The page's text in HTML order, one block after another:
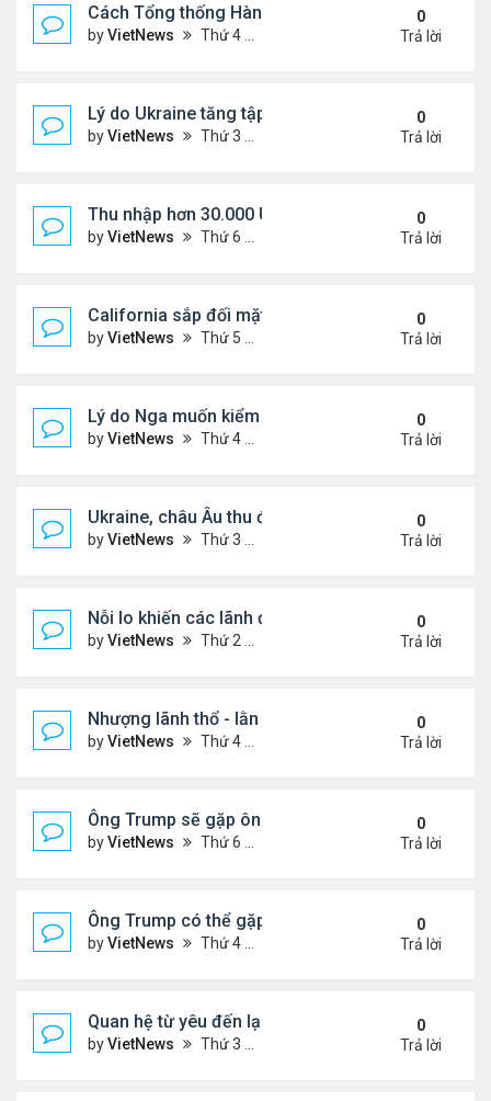
Cách Tổng thống Hàn Quốc dập lửa căng thẳng
byVietNews Thứ 4 Tháng 8 27, 2025 4:57 pm
0
Trả lời
Lý do Ukraine tăng tập kích hạ tầng dầu mỏ Nga
byVietNews Thứ 3 Tháng 8 26, 2025 5:25 pm
0
Trả lời
Thu nhập hơn 30.000 USD mỗi tháng mới đủ trả
byVietNews Thứ 6 Tháng 8 22, 2025 3:47 pm
0
Trả lời
California sắp đối mặt đợt nắng nóng hơn 43 độ C
byVietNews Thứ 5 Tháng 8 21, 2025 4:58 pm
0
Trả lời
Lý do Nga muốn kiểm soát toàn bộ vùng Donbass
byVietNews Thứ 4 Tháng 8 20, 2025 4:44 pm
0
Trả lời
Ukraine, châu Âu thu được gì từ cuộc họp với
byVietNews Thứ 3 Tháng 8 19, 2025 4:34 pm
0
Trả lời
Nỗi lo khiến các lãnh đạo châu Âu tới Washington
byVietNews Thứ 2 Tháng 8 18, 2025 4:12 pm
0
Trả lời
Nhượng lãnh thổ - lằn ranh đỏ của Ukraine khi
byVietNews Thứ 4 Tháng 8 13, 2025 5:23 pm
0
Trả lời
Ông Trump sẽ gặp ông Putin tại Alaska vào tuần
byVietNews Thứ 6 Tháng 8 08, 2025 5:03 pm
0
Trả lời
Ông Trump có thể gặp ông Putin vào tuần tới
byVietNews Thứ 4 Tháng 8 06, 2025 4:29 pm
0
Trả lời
Quan hệ từ yêu đến lạnh nhạt của ông Trump với
byVietNews Thứ 3 Tháng 8 05, 2025 4:59 pm
0
Trả lời